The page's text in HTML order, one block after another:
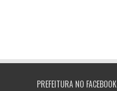
PREFEITURA NO FACEBOOK